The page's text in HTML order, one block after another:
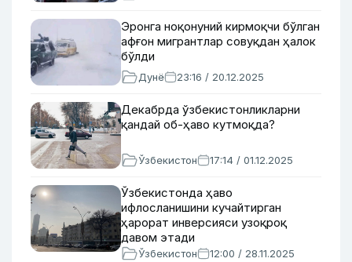
Эронга ноқонуний кирмоқчи бўлган
афғон мигрантлар совуқдан ҳалок
бўлди
Дунё 23:16 / 20.12.2025
Декабрда ўзбекистонликларни
қандай об-ҳаво кутмоқда?
Ўзбекистон 17:14 / 01.12.2025
Ўзбекистонда ҳаво
ифлосланишини кучайтирган
ҳарорат инверсияси узоқроқ
давом этади
Ўзбекистон 12:00 / 28.11.2025